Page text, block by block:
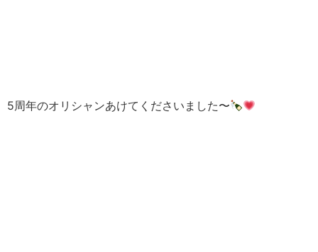
5周年のオリシャンあけてくださいました〜